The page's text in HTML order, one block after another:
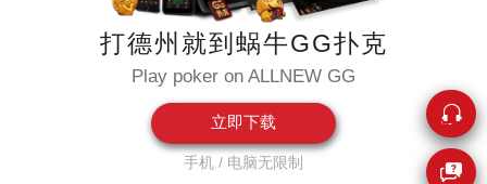
打德州就到蜗牛GG扑克
Play poker on ALLNEW GG
立即下载
手机 / 电脑无限制